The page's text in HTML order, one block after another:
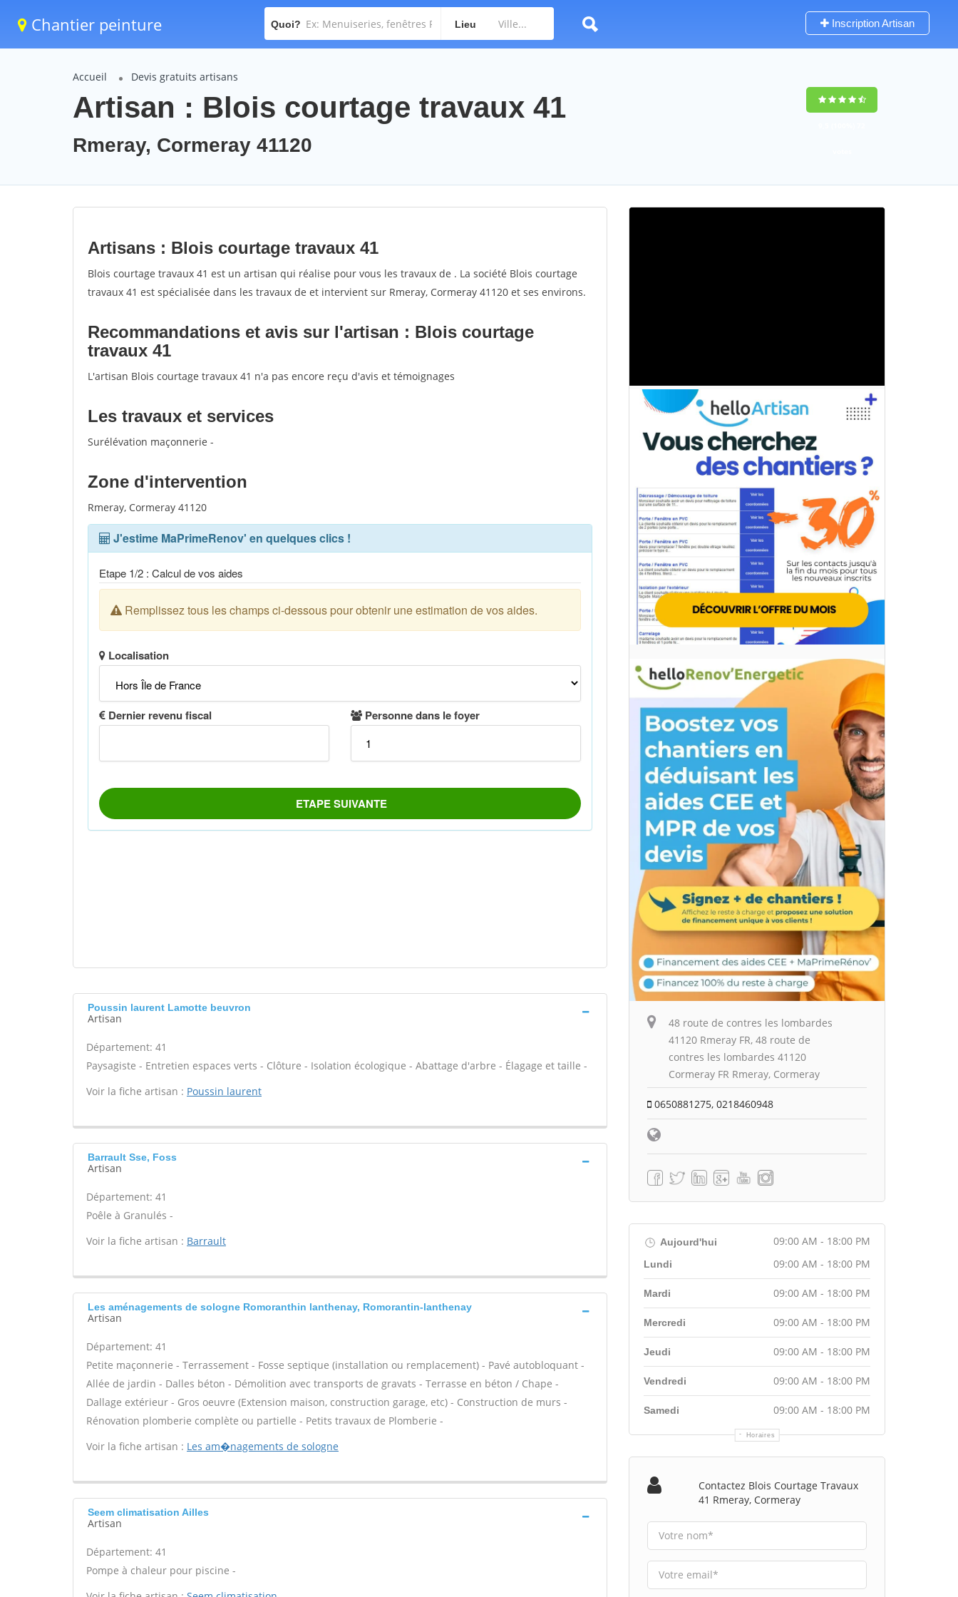
Chantier peinture Quoi? Lieu Inscription Artisan
Accueil Devis gratuits artisans
Artisan : Blois courtage travaux 41
Rmeray, Cormeray 41120
Artisans : Blois courtage travaux 41
Blois courtage travaux 41 est un artisan qui réalise pour vous les travaux de . La société Blois courtage
travaux 41 est spécialisée dans les travaux de et intervient sur Rmeray, Cormeray 41120 et ses environs.
Recommandations et avis sur l'artisan : Blois courtage
travaux 41
L'artisan Blois courtage travaux 41 n'a pas encore reçu d'avis et témoignages
Les travaux et services
Surélévation maçonnerie -
Zone d'intervention
Rmeray, Cormeray 41120
Poussin laurent Lamotte beuvron
Artisan
Département: 41
Paysagiste - Entretien espaces verts - Clôture - Isolation écologique - Abattage d'arbre - Élagage et taille -
Voir la fiche artisan : Poussin laurent
Barrault Sse, Foss
Artisan
Département: 41
Poêle à Granulés -
Voir la fiche artisan : Barrault
Les aménagements de sologne Romoranthin lanthenay, Romorantin-lanthenay
Artisan
Département: 41
Petite maçonnerie - Terrassement - Fosse septique (installation ou remplacement) - Pavé autobloquant -
Allée de jardin - Dalles béton - Démolition avec transports de gravats - Terrasse en béton / Chape -
Dallage extérieur - Gros oeuvre (Extension maison, construction garage, etc) - Construction de murs -
Rénovation plomberie complète ou partielle - Petits travaux de Plomberie -
Voir la fiche artisan : Les am�nagements de sologne
Seem climatisation Ailles
Artisan
Département: 41
Pompe à chaleur pour piscine -
48 route de contres les lombardes
41120 Rmeray FR, 48 route de
contres les lombardes 41120
Cormeray FR Rmeray, Cormeray
0650881275, 0218460948
Aujourd'hui 09:00 AM - 18:00 PM
Horaires
Lundi 09:00 AM - 18:00 PM
Mardi 09:00 AM - 18:00 PM
Mercredi 09:00 AM - 18:00 PM
Jeudi 09:00 AM - 18:00 PM
Vendredi 09:00 AM - 18:00 PM
Samedi 09:00 AM - 18:00 PM
Contactez Blois Courtage Travaux
41 Rmeray, Cormeray